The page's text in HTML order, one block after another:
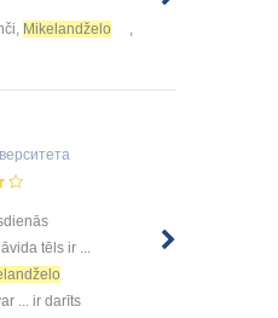
Mikelandželo
,
tēls ir ...
... ir darīts